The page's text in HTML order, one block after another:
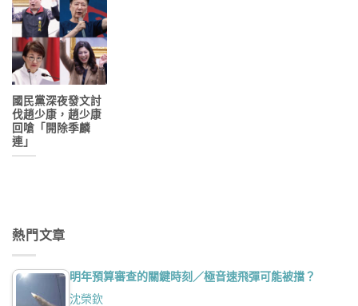
國民黨深夜發文討
伐趙少康，趙少康
回嗆「開除季麟
連」
熱門文章
明年預算審查的關鍵時刻／極音速飛彈可能被擋？
沈榮欽